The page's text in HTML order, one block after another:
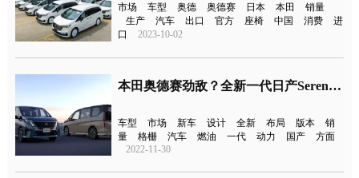
市场 车型 奥德 奥德赛 日本 本田
销量
生产
汽车 出口 官方 座椅 中国 消费
进
口
2023-10-02
本田奥德赛劲敌？全新一代日产Serena官图发布
车型 市场 新车 设计 全新 布局 版本
销
量
格栅 汽车 燃油 一代 动力 国产
方面
2022-11-30